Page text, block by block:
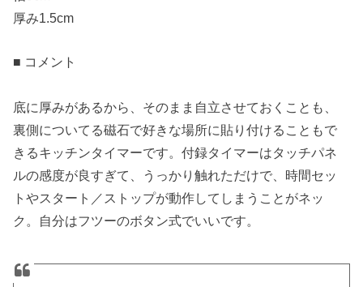
厚み1.5cm
■ コメント
底に厚みがあるから、そのまま自立させておくことも、
裏側についてる磁石で好きな場所に貼り付けることもで
きるキッチンタイマーです。付録タイマーはタッチパネ
ルの感度が良すぎて、うっかり触れただけで、時間セッ
トやスタート／ストップが動作してしまうことがネッ
ク。自分はフツーのボタン式でいいです。